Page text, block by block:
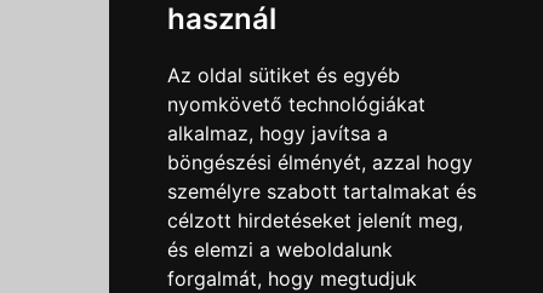
használ
Az oldal sütiket és egyéb
nyomkövető technológiákat
alkalmaz, hogy javítsa a
böngészési élményét, azzal hogy
személyre szabott tartalmakat és
célzott hirdetéseket jelenít meg,
és elemzi a weboldalunk
forgalmát, hogy megtudjuk
Általános szerződési feltételek
Impresszum
Nyereményjáték szabály
Outlet nap nyereményjáték szabályzat
Süti beállítások
Menü
Ajánlatkérés